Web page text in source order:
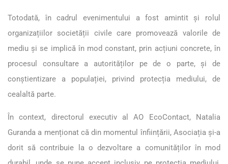
Totodată, în cadrul evenimentului a fost amintit și rolul
organizațiilor societății civile care promovează valorile de
mediu și se implică în mod constant, prin acțiuni concrete, în
procesul consultare a autorităților pe de o parte, și de
conștientizare a populației, privind protecția mediului, de
cealaltă parte.
În context, directorul executiv al AO EcoContact, Natalia
Guranda a menționat că din momentul înființării, Asociația și-a
dorit să contribuie la o dezvoltare a comunităților în mod